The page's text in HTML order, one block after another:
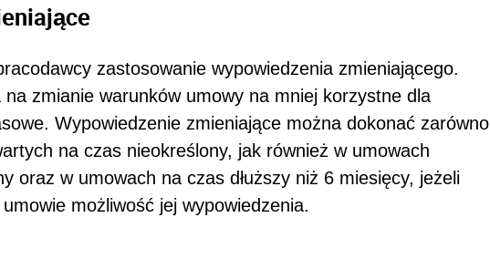
zastosowanie wypowiedzenia zmieniającego.
zmianie warunków umowy na mniej korzystne dla
Wypowiedzenie zmieniające można dokonać zarówno
na czas nieokreślony, jak również w umowach
oraz w umowach na czas dłuższy niż 6 miesięcy, jeżeli
możliwość jej wypowiedzenia.